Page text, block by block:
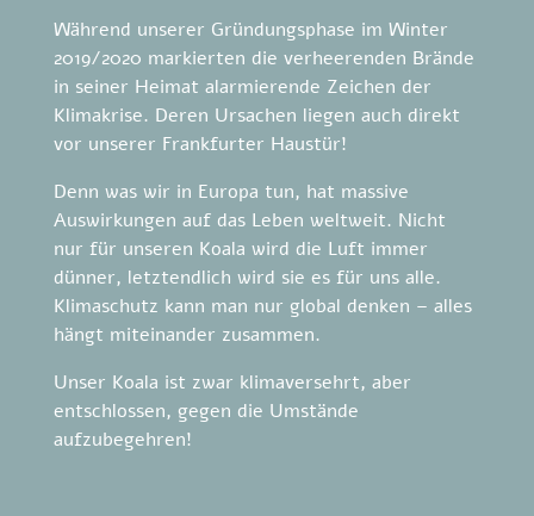
Während unserer Gründungsphase im Winter
2019/2020 markierten die verheerenden Brände
in seiner Heimat alarmierende Zeichen der
Klimakrise. Deren Ursachen liegen auch direkt
vor unserer Frankfurter Haustür!
Denn was wir in Europa tun, hat massive
Auswirkungen auf das Leben weltweit. Nicht
nur für unseren Koala wird die Luft immer
dünner, letztendlich wird sie es für uns alle.
Klimaschutz kann man nur global denken – alles
hängt miteinander zusammen.
Unser Koala ist zwar klimaversehrt, aber
entschlossen, gegen die Umstände
aufzubegehren!